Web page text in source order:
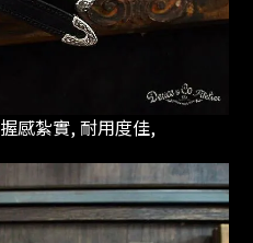
握感紮實, 耐用度佳,